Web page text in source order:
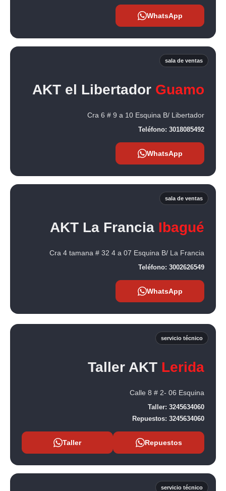
WhatsApp
sala de ventas
AKT el Libertador Guamo
Cra 6 # 9 a 10 Esquina B/ Libertador
Teléfono: 3018085492
WhatsApp
sala de ventas
AKT La Francia Ibagué
Cra 4 tamana # 32 4 a 07 Esquina B/ La Francia
Teléfono: 3002626549
WhatsApp
servicio técnico
Taller AKT Lerida
Calle 8 # 2- 06 Esquina
Taller: 3245634060
Repuestos: 3245634060
Taller Repuestos
servicio técnico